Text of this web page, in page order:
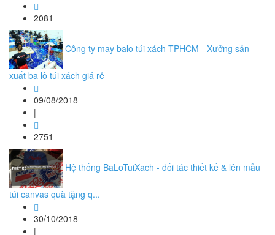
2081
Công ty may balo túi xách TPHCM - Xưởng sản
xuất ba lô túi xách giá rẻ
09/08/2018
|
2751
Hệ thống BaLoTuiXach - đối tác thiết kế & lên mẫu
túi canvas quà tặng q...
30/10/2018
|